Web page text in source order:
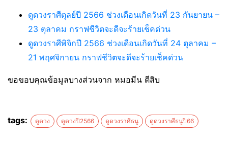
ดูดวงราศีตุลย์ปี 2566 ช่วงเดือนเกิดวันที่ 23 กันยายน –
23 ตุลาคม กราฟชีวิตจะดีจะร้ายเช็คด่วน
ดูดวงราศีพิจิกปี 2566 ช่วงเดือนเกิดวันที่ 24 ตุลาคม –
21 พฤศจิกายน กราฟชีวิตจะดีจะร้ายเช็คด่วน
ขอขอบคุณข้อมูลบางส่วนจาก หมอมีน ตีสิบ
tags: ดูดวง ดูดวงปี2566 ดูดวงราศีธนู ดูดวงราศีธนูปี66